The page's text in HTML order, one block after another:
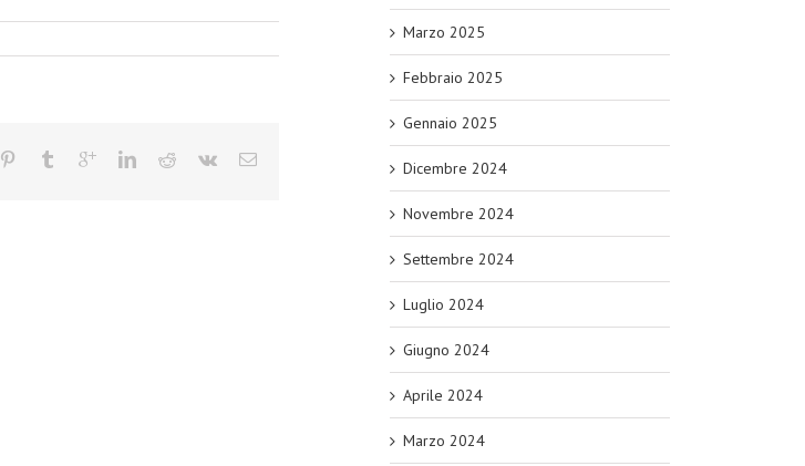
Marzo 2025
Febbraio 2025
Gennaio 2025
Dicembre 2024
Novembre 2024
Settembre 2024
Luglio 2024
Giugno 2024
Aprile 2024
Marzo 2024